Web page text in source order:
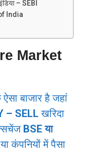
– SEBI
India
Market
बाजार है जहां
– SELL खरिदा
BSE या
कंपनियों में पैसा